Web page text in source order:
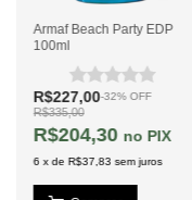
Armaf Beach Party EDP
100ml
R$227,00-32% OFF
R$335,00
R$204,30 PIX
6 xde R$37,83 sem juros